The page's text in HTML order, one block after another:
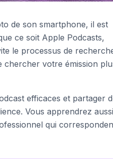
de son smartphone, il est
ce soit Apple Podcasts,
le processus de
chercher votre émission
efficaces et partager
Vous apprendrez aussi
qui